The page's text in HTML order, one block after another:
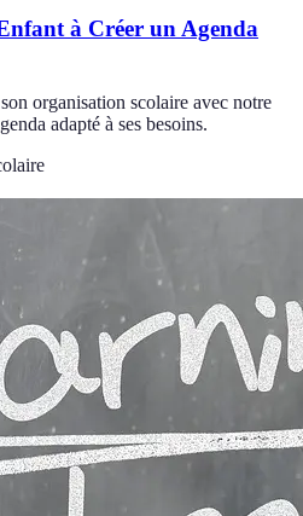
à Créer un Agenda
organisation scolaire avec notre
adapté à ses besoins.